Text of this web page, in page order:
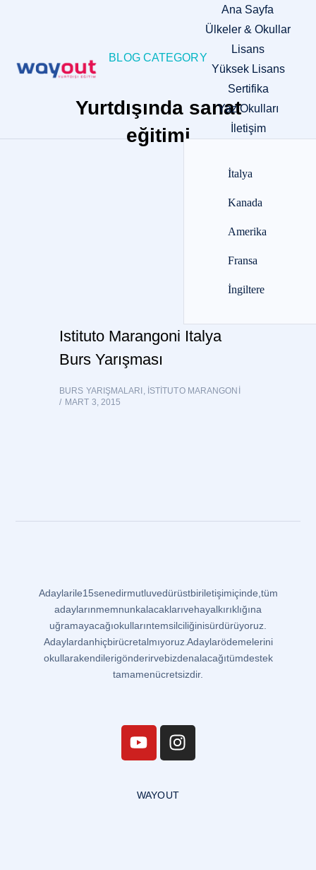
Ana Sayfa
Ülkeler & Okullar
İtalya
Kanada
Amerika
Fransa
İngiltere
Lisans
Yüksek Lisans
Sertifika
Yaz Okulları
İletişim
BLOG CATEGORY
Yurtdışında sanat
eğitimi
Istituto Marangoni Italya
Burs Yarışması
BURS YARIŞMALARI ISTITUTO MARANGONI
MART 3, 2015
Adaylar ile 15 senedir mutlu ve dürüst bir iletişim içinde, tüm
adayların memnun kalacakları ve hayal kırıklığına
uğramayacağı okulların temsilciliğini sürdürüyoruz.
Adaylardan hiçbir ücret almıyoruz. Adaylar ödemelerini
okullara kendileri gönderir ve bizden alacağı tüm destek
tamamen ücretsizdir.
WAYOUT